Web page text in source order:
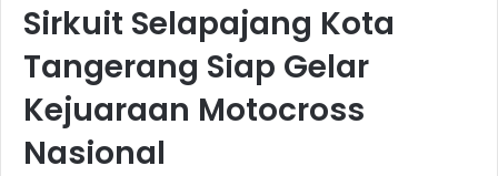
Sirkuit Selapajang Kota
Tangerang Siap Gelar
Kejuaraan Motocross
Nasional